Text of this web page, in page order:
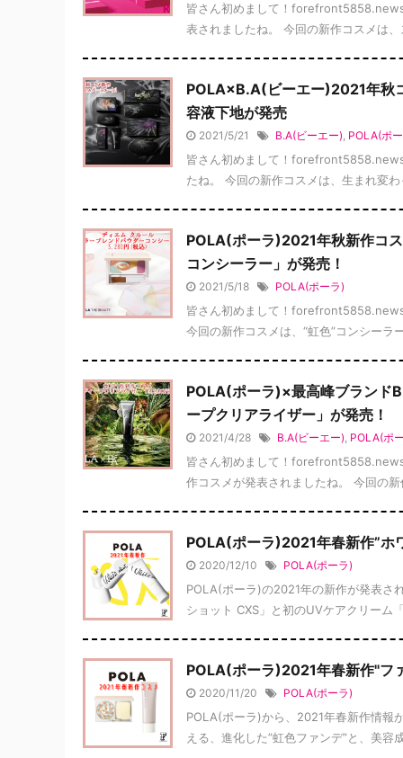
皆さん初めまして！
表されましたね。 今回の新作コスメは
POLA×B.A(ビーエー)2021年秋
容液下地が発売
2021/5/21 B.A(ビーエー), POLA(ポ
皆さん初めまして！
たね。 今回の新作コスメは、生まれ変
POLA(ポーラ)2021年秋新作コ
コンシーラー」が発売！
2021/5/18 POLA(ポーラ)
皆さん初めまして！
今回の新作コスメは、“虹色”コンシーラ
POLA(ポーラ)×最高峰ブランド
ープクリアライザー」が発売！
2021/4/28 B.A(ビーエー), POLA(ポ
皆さん初めまして！
作コスメが発表されましたね。 今回の
POLA(ポーラ)2021年春新作”ホ
2020/12/10 POLA(ポーラ)
POLA(ポーラ)の2021年の新作が発表さ
ショット CXS」と初のUVケアクリーム
POLA(ポーラ)2021年春新作"フ
2020/11/20 POLA(ポーラ)
POLA(ポーラ)から、2021年春新作情報
える、進化した”虹色ファンデ”と、美